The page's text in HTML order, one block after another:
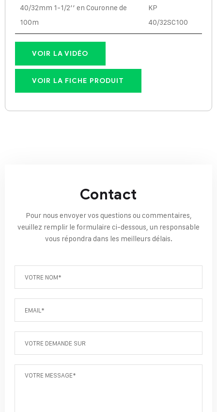
40/32mm 1-1/2’’ en Couronne de
100m
KP
40/32SC100
VOIR LA VIDÉO
VOIR LA FICHE PRODUIT
Contact
Pour nous envoyer vos questions ou commentaires,
veuillez remplir le formulaire ci-dessous, un responsable
vous répondra dans les meilleurs délais.